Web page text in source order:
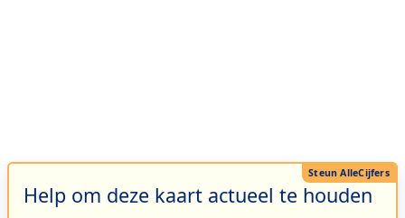
Help om deze kaart actueel te houden